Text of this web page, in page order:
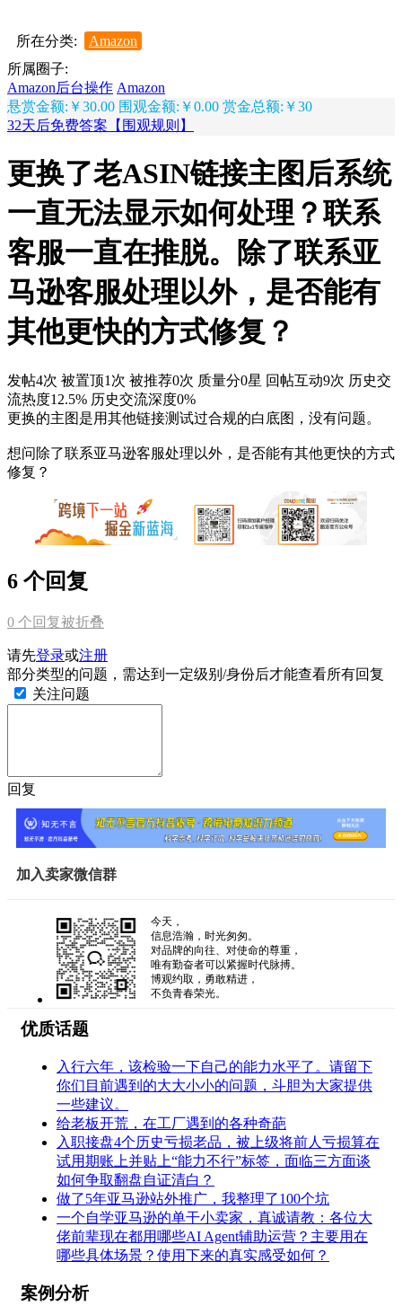
所在分类:
Amazon
所属圈子:
Amazon后台操作 Amazon
悬赏金额:￥30.00 围观金额:￥0.00 赏金总额:￥30
32天后免费答案【围观规则】
更换了老ASIN链接主图后系统
一直无法显示如何处理？联系
客服一直在推脱。除了联系亚
马逊客服处理以外，是否能有
其他更快的方式修复？
发帖4次 被置顶1次 被推荐0次 质量分0星 回帖互动9次 历史交
流热度12.5% 历史交流深度0%
更换的主图是用其他链接测试过合规的白底图，没有问题。
想问除了联系亚马逊客服处理以外，是否能有其他更快的方式
修复？
6 个回复
0 个回复被折叠
请先登录或注册
部分类型的问题，需达到一定级别/身份后才能查看所有回复
关注问题
回复
加入卖家微信群
今天，
信息浩瀚，时光匆匆。
对品牌的向往、对使命的尊重，
唯有勤奋者可以紧握时代脉搏。
博观约取，勇敢精进，
不负青春荣光。
优质话题
入行六年，该检验一下自己的能力水平了。请留下
你们目前遇到的大大小小的问题，斗胆为大家提供
一些建议。
给老板开荒，在工厂遇到的各种奇葩
入职接盘4个历史亏损老品，被上级将前人亏损算在
试用期账上并贴上“能力不行”标签，面临三方面谈
如何争取翻盘自证清白？
做了5年亚马逊站外推广，我整理了100个坑
一个自学亚马逊的单干小卖家，真诚请教：各位大
佬前辈现在都用哪些AI Agent辅助运营？主要用在
哪些具体场景？使用下来的真实感受如何？
案例分析